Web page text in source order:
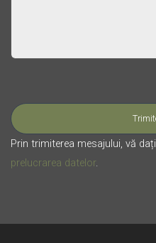
Prin trimiterea mesajului, vă dați
prelucrarea datelor.